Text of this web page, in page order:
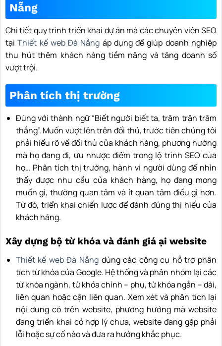
Nẵng
Chi tiết quy trình triển khai dự án mà các chuyên viên SEO
tạiThiết kế web Đà Nẵng áp dụng để giúp doanh nghiệp
thu hút thêm khách hàng tiềm năng và tăng doanh số
vượt trội.
Phân tích thị trường
Đúng với thành ngữ “Biết người biết ta, trăm trận trăm
thắng”. Muốn vượt lên trên đối thủ, trước tiên chúng tôi
phải hiểu rõ về đối thủ của khách hàng, phương hướng
mà họ đang đi, ưu nhược điểm trong lộ trình SEO của
họ… Phân tích thị trường, hành vi người dùng để nhìn
thấy được nhu cầu của khách hàng, họ đang mong
muốn gì, thường quan tâm và ít quan tâm điều gì hơn.
Từ đó, triển khai chiến lược để đánh đúng thị hiếu của
khách hàng.
Xây dựng bộ từ khóa và đánh giá ại website
Thiết kế web Đà Nẵng dùng các công cụ hỗ trợ phân
tích từ khóa của Google. Hệ thống và phân nhóm lại các
từ khóa ngành, từ khóa chính – phụ, từ khóa ngắn – dài,
liên quan hoặc cận liên quan. Xem xét và phân tích lại
nội dung có trên website, phương hướng mà website
đang triển khai có hợp lý chưa, website đang gặp phải
lỗi hoặc sự cố nào và đưa ra hướng khắc phục.